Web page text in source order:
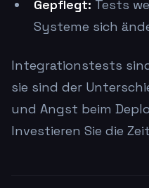
Gepflegt: Tests
Systeme sich
Integrationstests
sie sind der
und Angst beim
Investieren Sie die